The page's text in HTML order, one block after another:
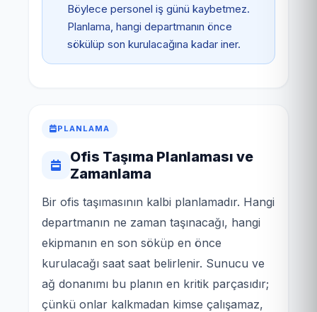
Böylece personel iş günü kaybetmez.
Planlama, hangi departmanın önce
sökülüp son kurulacağına kadar iner.
PLANLAMA
Ofis Taşıma Planlaması ve
Zamanlama
Bir ofis taşımasının kalbi planlamadır. Hangi
departmanın ne zaman taşınacağı, hangi
ekipmanın en son söküp en önce
kurulacağı saat saat belirlenir. Sunucu ve
ağ donanımı bu planın en kritik parçasıdır;
çünkü onlar kalkmadan kimse çalışamaz,